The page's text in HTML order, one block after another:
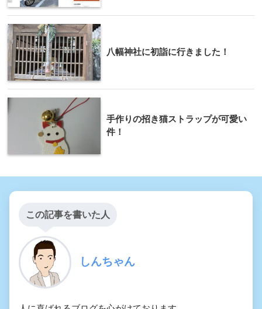
八幅神社に初詣に行きました！
手作りの招き猫ストラップが可愛い
件！
この記事を書いた人
しんちゃん